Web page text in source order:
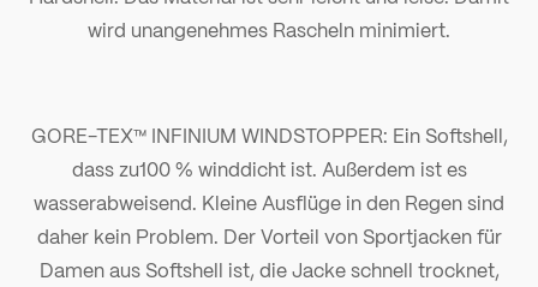
wird unangenehmes Rascheln minimiert.
GORE-TEX™ INFINIUM WINDSTOPPER: Ein Softshell,
dass zu100 % winddicht ist. Außerdem ist es
wasserabweisend. Kleine Ausflüge in den Regen sind
daher kein Problem. Der Vorteil von Sportjacken für
Damen aus Softshell ist, die Jacke schnell trocknet,